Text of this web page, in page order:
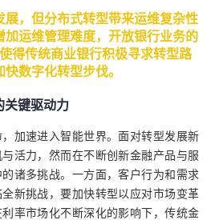
，但分布式转型带来运维复杂性
运维管理难度，开放银行业务的
得传统商业银行积极寻求转型路
数字化转型步伐。
关键驱动力
加速进入智能世界。面对转型发展新
活力， 然而在不断创新金融产品与服
诸多挑战。 一方面，客户行为和需求
新挑战，要加快转型以应对市场变革
率市场化不断深化的影响下，传统金